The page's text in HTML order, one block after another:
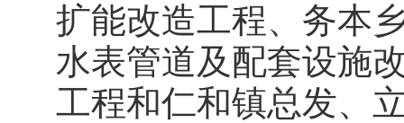
扩能改造工程、务本
水表管道及配套设施
工程和仁和镇总发、